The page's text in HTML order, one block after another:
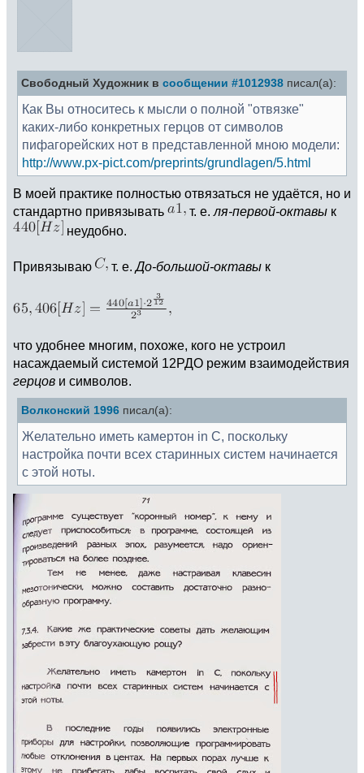
Свободный Художник в сообщении #1012938 писал(а):
Как Вы относитесь к мысли о полной "отвязке"
каких-либо конкретных герцов от символов
пифагорейских нот в представленной мною модели:
http://www.px-pict.com/preprints/grundlagen/5.html
В моей практике полностью отвязаться не удаётся, но и
стандартно привязывать
т. е. ля-первой-октавы к
неудобно.
Привязываю т. е.До-большой-октавы к
что удобнее многим, похоже, кого не устроил
насаждаемый системой 12РДО режим взаимодействия
герцов и символов.
Волконский 1996 писал(а):
Желательно иметь камертон in С, поскольку
настройка почти всех старинных систем начинается
с этой ноты.